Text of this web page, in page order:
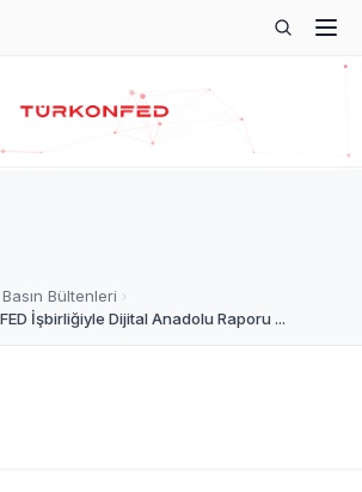
Basın Bültenleri
İşbirliğiyle Dijital Anadolu Raporu ...